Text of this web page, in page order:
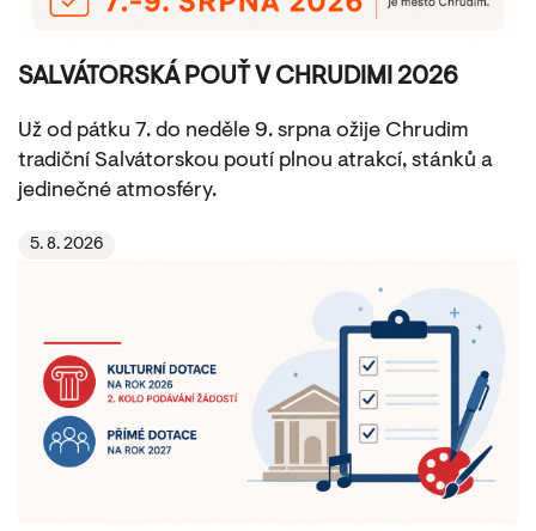
SALVÁTORSKÁ POUŤ V CHRUDIMI 2026
Už od pátku 7. do neděle 9. srpna ožije Chrudim
tradiční Salvátorskou poutí plnou atrakcí, stánků a
jedinečné atmosféry.
5. 8. 2026